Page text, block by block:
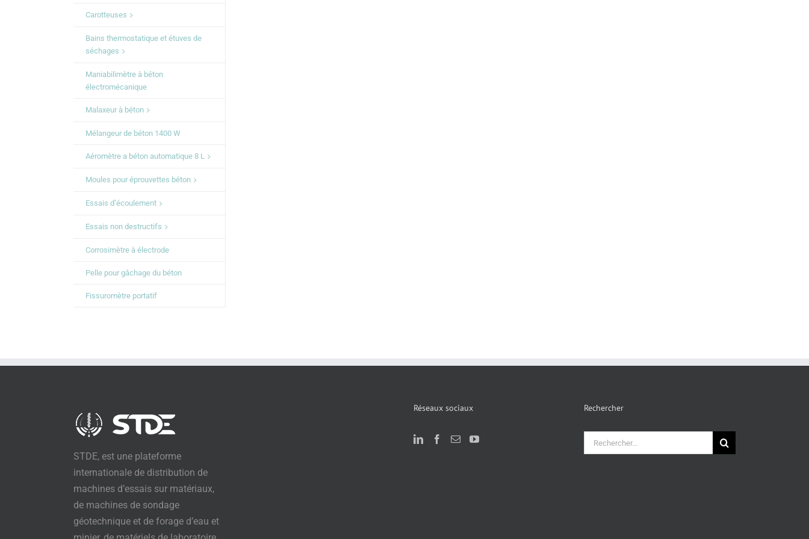
Carotteuses
Bains thermostatique et étuves de
séchages
Maniabilimètre à béton
électromécanique
Malaxeur à béton
Mélangeur de béton 1400 W
Aéromètre a béton automatique 8 L
Moules pour éprouvettes béton
Essais d’écoulement
Essais non destructifs
Corrosimètre à électrode
Pelle pour gâchage du béton
Fissuromètre portatif
STDE, est une plateforme
internationale de distribution de
machines d’essais sur matériaux,
de machines de sondage
géotechnique et de forage d’eau et
Réseaux sociaux Rechercher
Rechercher: